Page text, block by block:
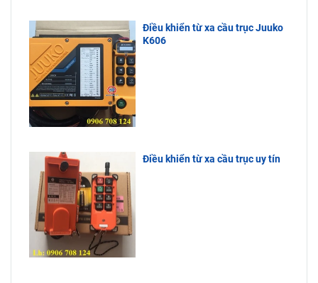
Điều khiển từ xa cầu trục Juuko
K606
Điều khiển từ xa cầu trục uy tín